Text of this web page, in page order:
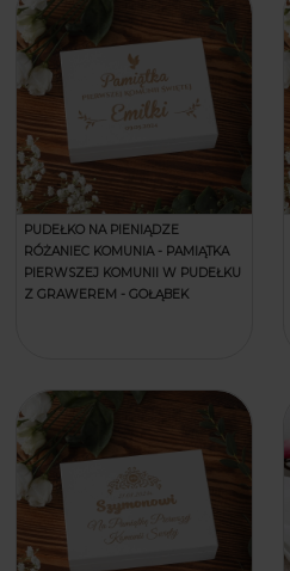
PUDEŁKO NA PIENIĄDZE
RÓŻANIEC KOMUNIA - PAMIĄTKA
PIERWSZEJ KOMUNII W PUDEŁKU
Z GRAWEREM - GOŁĄBEK